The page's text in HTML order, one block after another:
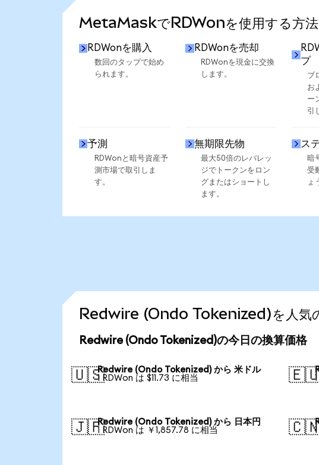
MetaMaskでRDWonを使用する方法
RDWonを購入
数回のタップで始め
られます。
RDWonを売却
RDWonを現金に交換
します。
プ
ブ
お
ー
引
予測
RDWonと暗号資産予
測市場で取引しま
す。
無期限先物
最大50倍のレバレッ
ジでトークンをロン
グまたはショートし
ます。
ス
暗
受
ょ
Redwire (Ondo Tokenized)を人気の
Redwire (Ondo Tokenized)の今日の換算価格
🇺🇸Redwire (Ondo Tokenized) から 米ドル
1 RDWon は $11.73 に相当
🇯🇵Redwire (Ondo Tokenized) から 日本円
1 RDWon は ￥1,857.78 に相当